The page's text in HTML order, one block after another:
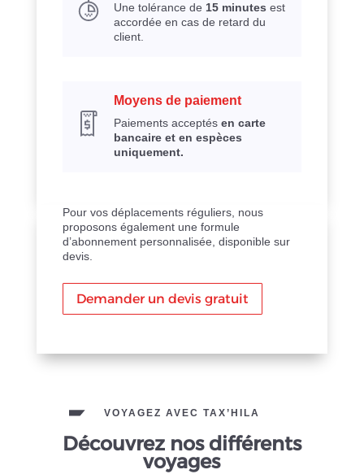
Une tolérance de 15 minutes est
accordée en cas de retard du
client.
Moyens de paiement
Paiements acceptés en carte
bancaire et en espèces
uniquement.
Pour vos déplacements réguliers, nous
proposons également une formule
d’abonnement personnalisée, disponible sur
devis.
Demander un devis gratuit
VOYAGEZ AVEC TAX’HILA
Découvrez nos différents
voyages